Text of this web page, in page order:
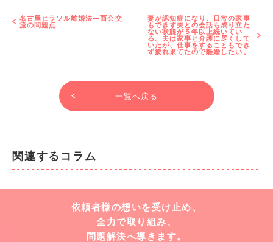
名古屋ヒラソル離婚法―面会交
流の問題点
妻が認知症になり、日常の家事
もできず夫との会話も成り立た
ない状態が５年以上続いてい
る。夫は家事と介護に尽くして
いたが、仕事をすることもでき
ず疲れ果てたので離婚したい。
一覧へ戻る
関連するコラム
依頼者様の想いを受け止め、
全力で取り組み、
問題解決へ導きます。